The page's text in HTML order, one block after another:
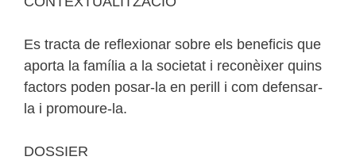
Es tracta de reflexionar sobre els beneficis que
aporta la família a la societat i reconèixer quins
factors poden posar-la en perill i com defensar-
la i promoure-la.
DOSSIER